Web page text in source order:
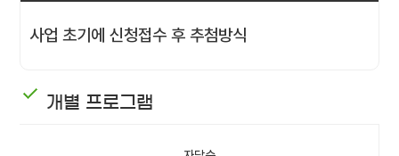
사업 초기에 신청접수 후 추첨방식
개별 프로그램